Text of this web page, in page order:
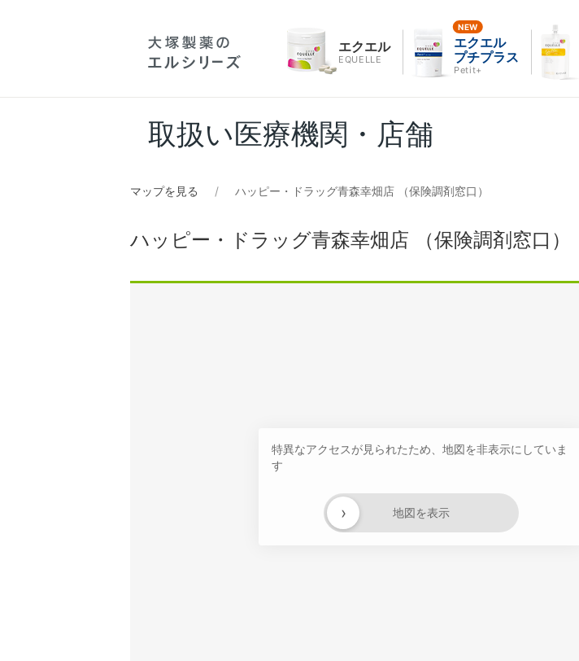
エクエル
EQUELLE
エクエル
プチプラス
Petit+
取扱い医療機関・店舗
マップを見る ハッピー・ドラッグ青森幸畑店 （保険調剤窓口）
ハッピー・ドラッグ青森幸畑店 （保険調剤窓口）
特異なアクセスが見られたため、地図を非表示にしていま
す
地図を表示
›